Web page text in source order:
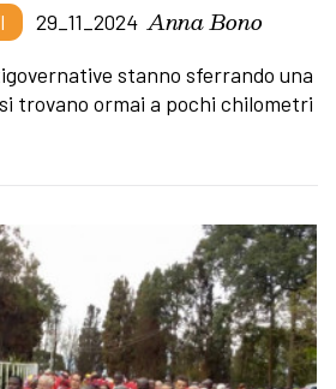
29_11_2024 Anna Bono
stanno sferrando una
trovano ormai a pochi chilometri